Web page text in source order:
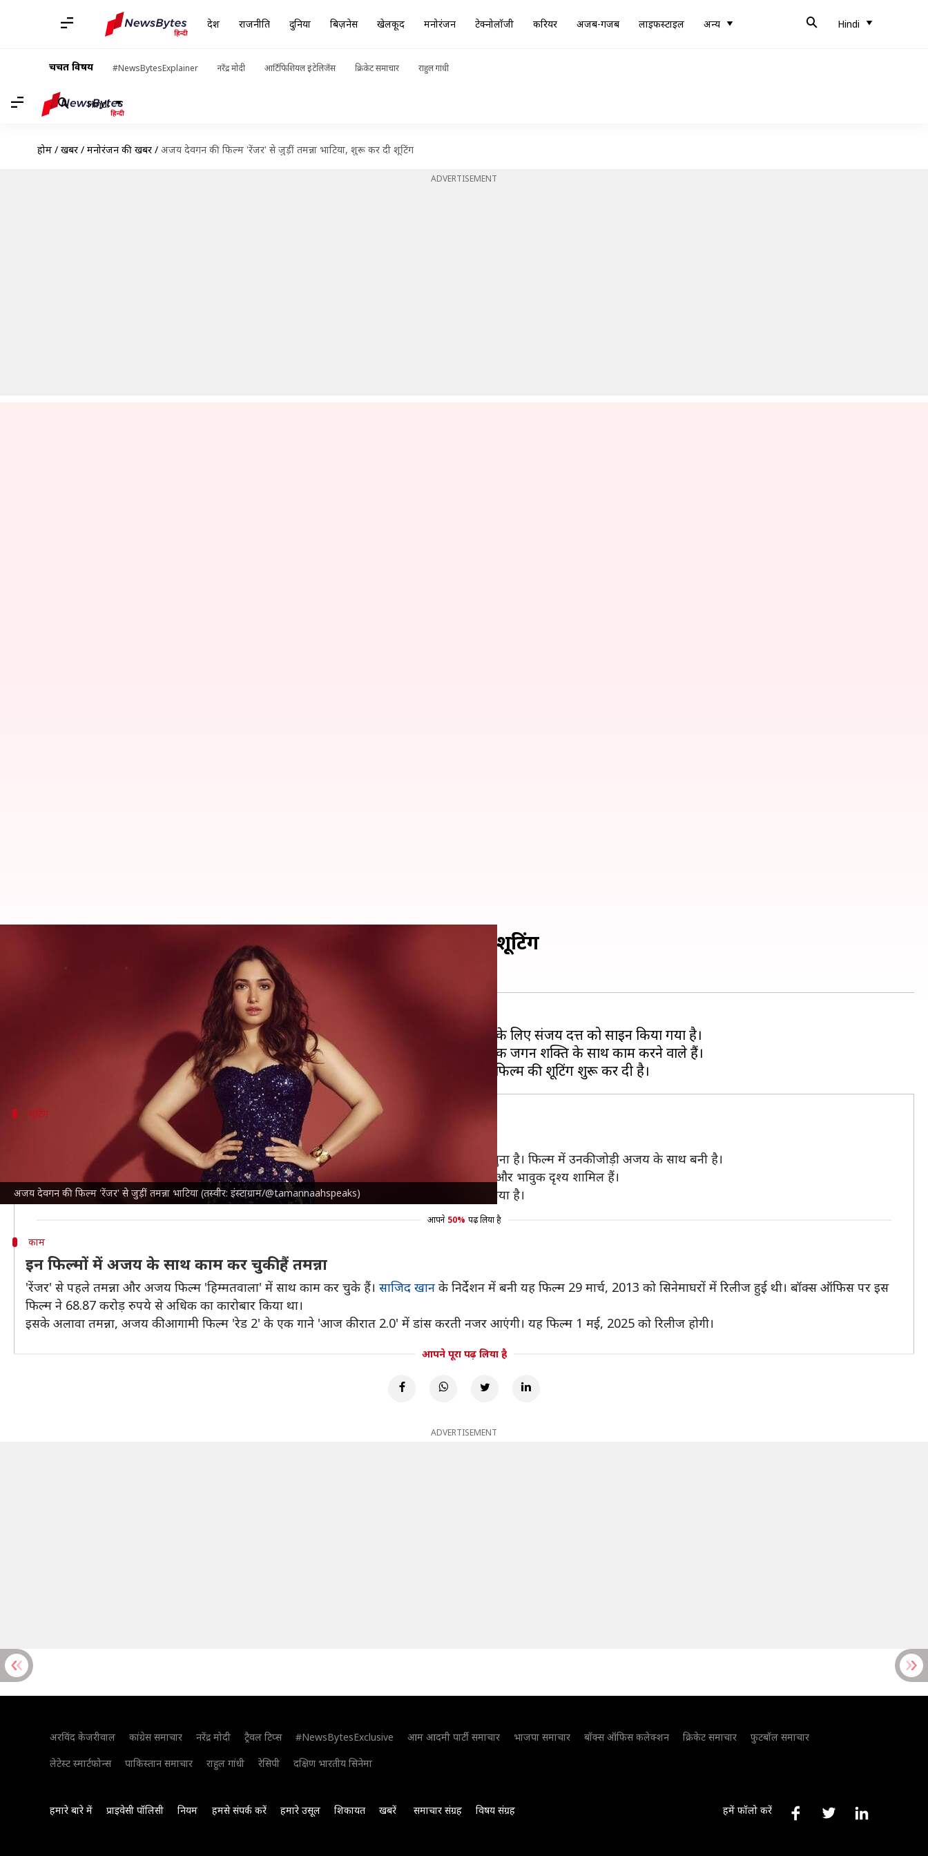
देश राजनीति दुनिया बिज़नेस खेलकूद मनोरंजन टेक्नोलॉजी करियर अजब-गजब लाइफस्टाइल अन्य Hindi
चर्चित विषय #NewsBytesExplainer नरेंद्र मोदी आर्टिफिशियल इंटेलिजेंस क्रिकेट समाचार राहुल गांधी
Hindi
होम / खबरें / मनोरंजन की खबरें / अजय देवगन की फिल्म 'रेंजर' से जुड़ीं तमन्ना भाटिया, शुरू कर दी शूटिंग
ADVERTISEMENT
अजय देवगन की फिल्म 'रेंजर' से जुड़ीं तमन्ना भाटिया (तस्वीर: इंस्टाग्राम/@tamannaahspeaks)
अजय देवगन की फिल्म 'रेंजर' से जुड़ीं तमन्ना भाटिया, शुरू कर दी शूटिंग
एक जंगल एडवेंचर फिल्म लेकर आ रहे हैं, जिसका नाम है 'रेंजर'। इस फिल्म में विलेन के लिए संजय दत्त को साइन किया गया है।
यह फिल्म इसलिए भी खास है, क्योंकि इसके जरिए अजय पहली बार फिल्म 'मिशन मंगल' के निर्देशक जगन शक्ति के साथ काम करने वाले हैं।
शूटिंग
वन अधिकारी की भूमिका निभाएंगे अजय
बॉलीवुड हंगामा की एक रिपोर्ट के अनुसार, 'रेंजर' में मुख्य भूमिका निभाने के लिए निर्माताओं ने तमन्ना को चुना है। फिल्म में उनकी जोड़ी अजय के साथ बनी है।
तमन्ना और अजय के साथ ऊटी में इस फिल्म का एक अहम हिस्सा शूट किया जा रहा है, जिसमें कुछ इंटेंस और भावुक दृश्य शामिल हैं।
फिल्म में अजय एक वन अधिकारी की भूमिका निभा रहे हैं, जबकि तमन्ना का किरदार फिलहाल गुप्त रखा गया है।
आपने 50% पढ़ लिया है
काम
इन फिल्मों में अजय के साथ काम कर चुकी हैं तमन्ना
'रेंजर' से पहले तमन्ना और अजय फिल्म 'हिम्मतवाला' में साथ काम कर चुके हैं। साजिद खान के निर्देशन में बनी यह फिल्म 29 मार्च, 2013 को सिनेमाघरों में रिलीज हुई थी। बॉक्स ऑफिस पर इस
फिल्म ने 68.87 करोड़ रुपये से अधिक का कारोबार किया था।
इसके अलावा तमन्ना, अजय की आगामी फिल्म 'रेड 2' के एक गाने 'आज की रात 2.0' में डांस करती नजर आएंगी। यह फिल्म 1 मई, 2025 को रिलीज होगी।
आपने पूरा पढ़ लिया है
ADVERTISEMENT
अरविंद केजरीवाल कांग्रेस समाचार नरेंद्र मोदी ट्रैवल टिप्स #NewsBytesExclusive आम आदमी पार्टी समाचार भाजपा समाचार बॉक्स ऑफिस कलेक्शन क्रिकेट समाचार
फुटबॉल समाचार
लेटेस्ट स्मार्टफोन्स
पाकिस्तान समाचार राहुल गांधी रेसिपी दक्षिण भारतीय सिनेमा
हमारे बारे में प्राइवेसी पॉलिसी नियम हमसे संपर्क करें हमारे उसूल शिकायत खबरें समाचार संग्रह विषय संग्रह हमें फॉलो करें